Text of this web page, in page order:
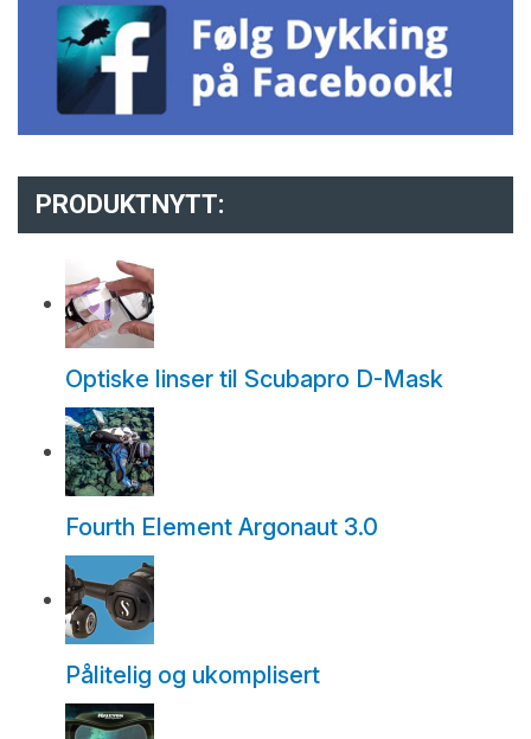
PRODUKTNYTT:
Optiske linser til Scubapro D-Mask
Fourth Element Argonaut 3.0
Pålitelig og ukomplisert